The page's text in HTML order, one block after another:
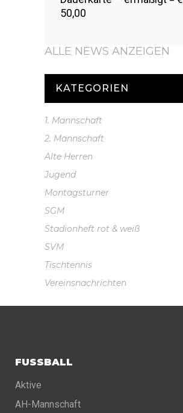
50,00
ALLE NEWS ANZEIGEN
KATEGORIEN
1. Mannschaft
2. Mannschaft
Alte Herren
Jugend
Montagsturner
SGM
Stadionheft rot & weiß
SVM
Tischtennis
Vereinsnachrichten
FUSSBALL
Aktive
AH-Mannschaft